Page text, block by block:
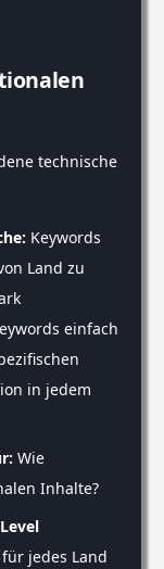
technische
Keywords
Land zu
einfach
in jedem
Wie
Inhalte?
jedes Land